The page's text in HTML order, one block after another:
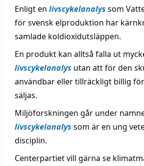
Enligt en livscykelanalys som
för svensk elproduktion har
samlade koldioxidutsläppen.
En produkt kan alltså falla ut
livscykelanalys utan att för den
användbar eller tillräckligt billig
säljas.
Miljöforskningen går under
livscykelanalys som är en ung
disciplin.
Centerpartiet vill gärna se